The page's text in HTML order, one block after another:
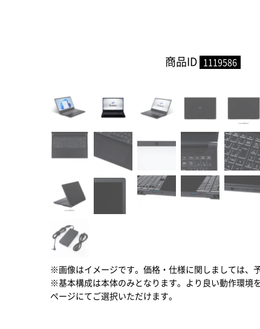
商品ID 1119586
※画像はイメージです。価格・仕様に関しましては、
※基本構成は本体のみとなります。より良い動作環境
ページにてご選択いただけます。